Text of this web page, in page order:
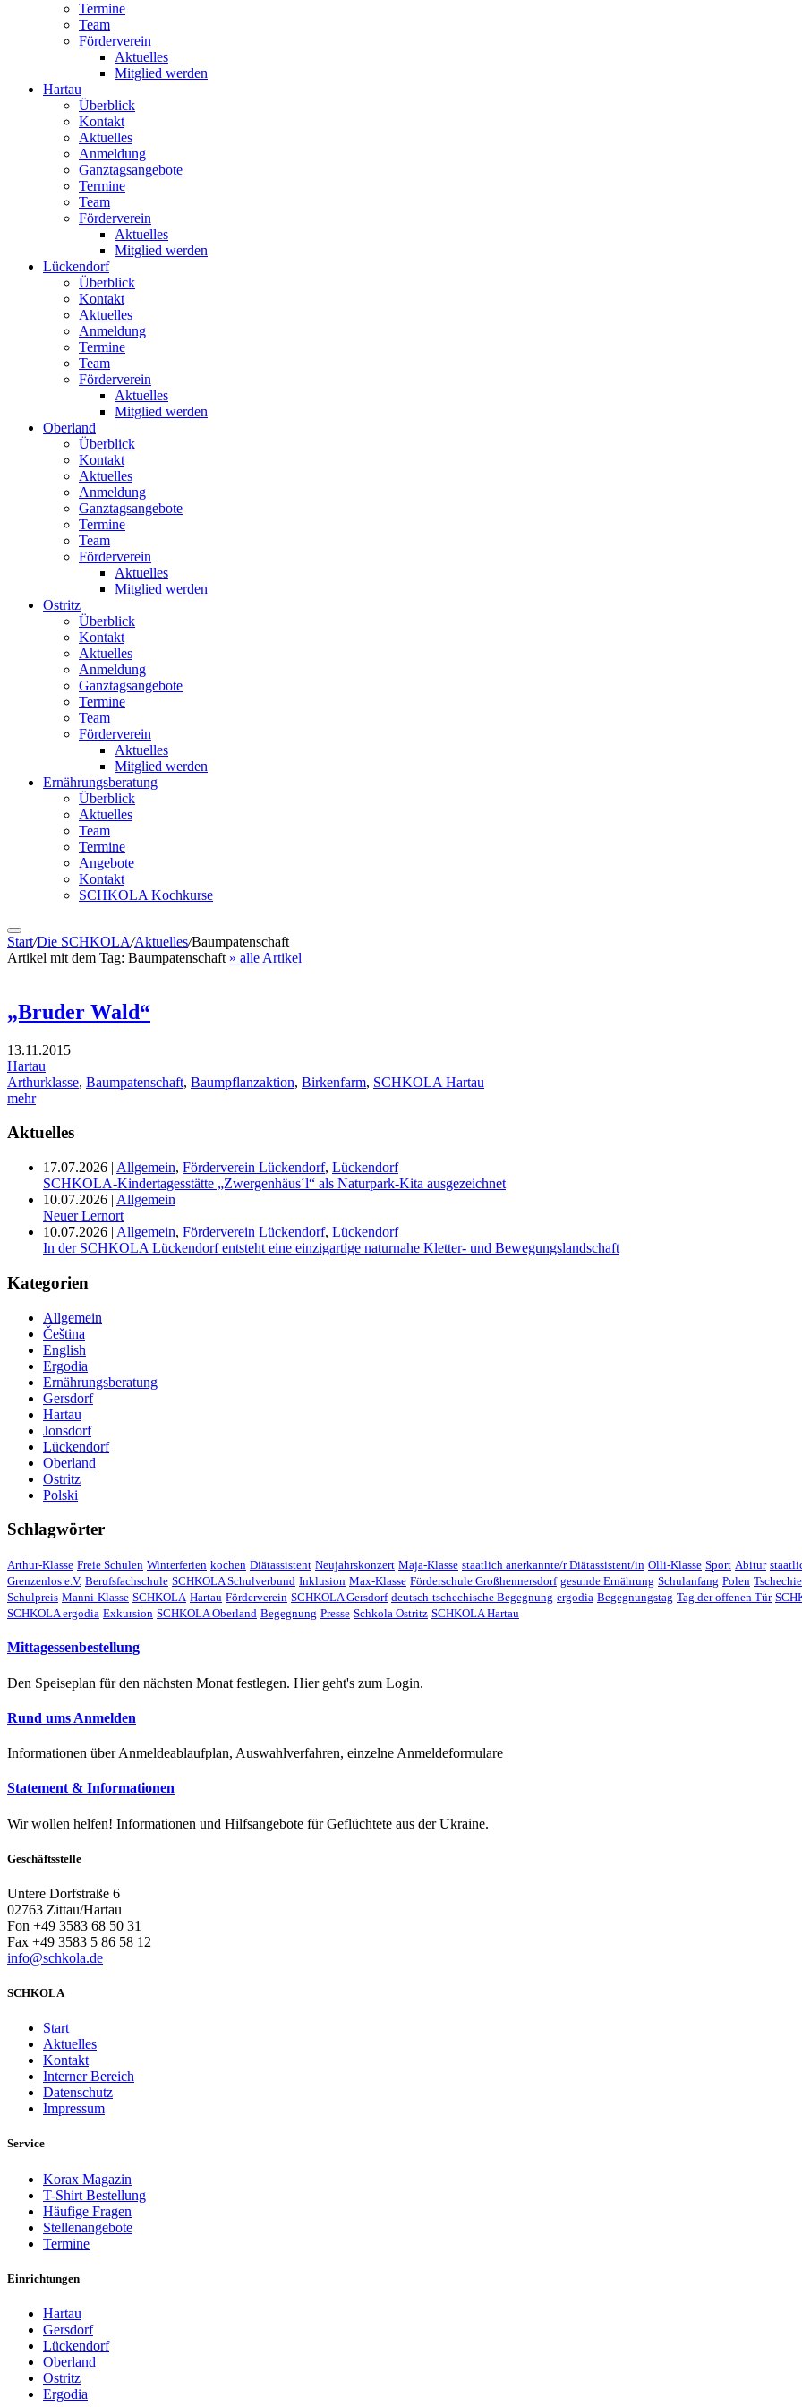
Termine
Team
Förderverein
Aktuelles
Mitglied werden
Hartau
Überblick
Kontakt
Aktuelles
Anmeldung
Ganztagsangebote
Termine
Team
Förderverein
Aktuelles
Mitglied werden
Lückendorf
Überblick
Kontakt
Aktuelles
Anmeldung
Termine
Team
Förderverein
Aktuelles
Mitglied werden
Oberland
Überblick
Kontakt
Aktuelles
Anmeldung
Ganztagsangebote
Termine
Team
Förderverein
Aktuelles
Mitglied werden
Ostritz
Überblick
Kontakt
Aktuelles
Anmeldung
Ganztagsangebote
Termine
Team
Förderverein
Aktuelles
Mitglied werden
Ernährungsberatung
Überblick
Aktuelles
Team
Termine
Angebote
Kontakt
SCHKOLA Kochkurse
Start/Die SCHKOLA/Aktuelles/Baumpatenschaft
Artikel mit dem Tag: Baumpatenschaft » alle Artikel
„Bruder Wald“
13.11.2015
Hartau
Arthurklasse, Baumpatenschaft, Baumpflanzaktion, Birkenfarm, SCHKOLA Hartau
mehr
Aktuelles
17.07.2026 | Allgemein, Förderverein Lückendorf, Lückendorf
SCHKOLA-Kindertagesstätte „Zwergenhäus´l“ als Naturpark-Kita ausgezeichnet
10.07.2026 | Allgemein
Neuer Lernort
10.07.2026 | Allgemein, Förderverein Lückendorf, Lückendorf
In der SCHKOLA Lückendorf entsteht eine einzigartige naturnahe Kletter- und Bewegungslandschaft
Kategorien
Allgemein
Čeština
English
Ergodia
Ernährungsberatung
Gersdorf
Hartau
Jonsdorf
Lückendorf
Oberland
Ostritz
Polski
Schlagwörter
Arthur-Klasse Freie Schulen Winterferien kochen Diätassistent Neujahrskonzert Maja-Klasse staatlich anerkannte/r Diätassistent/in Olli-Klasse Sport Abitur
Grenzenlos e.V. Berufsfachschule SCHKOLA Schulverbund Inklusion Max-Klasse Förderschule Großhennersdorf gesunde Ernährung Schulanfang Polen
Schulpreis Manni-Klasse SCHKOLA Hartau Förderverein SCHKOLA Gersdorf deutsch-tschechische Begegnung ergodia Begegnungstag Tag der offenen Tür
SCHKOLA ergodia Exkursion SCHKOLA Oberland Begegnung Presse Schkola Ostritz SCHKOLA Hartau
Mittagessenbestellung
Den Speiseplan für den nächsten Monat festlegen. Hier geht's zum Login.
Rund ums Anmelden
Informationen über Anmeldeablaufplan, Auswahlverfahren, einzelne Anmeldeformulare
Statement & Informationen
Wir wollen helfen! Informationen und Hilfsangebote für Geflüchtete aus der Ukraine.
Geschäftsstelle
Untere Dorfstraße 6
02763 Zittau/Hartau
Fon +49 3583 68 50 31
Fax +49 3583 5 86 58 12
info@schkola.de
SCHKOLA
Start
Aktuelles
Kontakt
Interner Bereich
Datenschutz
Impressum
Service
Korax Magazin
T-Shirt Bestellung
Häufige Fragen
Stellenangebote
Termine
Einrichtungen
Hartau
Gersdorf
Lückendorf
Oberland
Ostritz
Ergodia